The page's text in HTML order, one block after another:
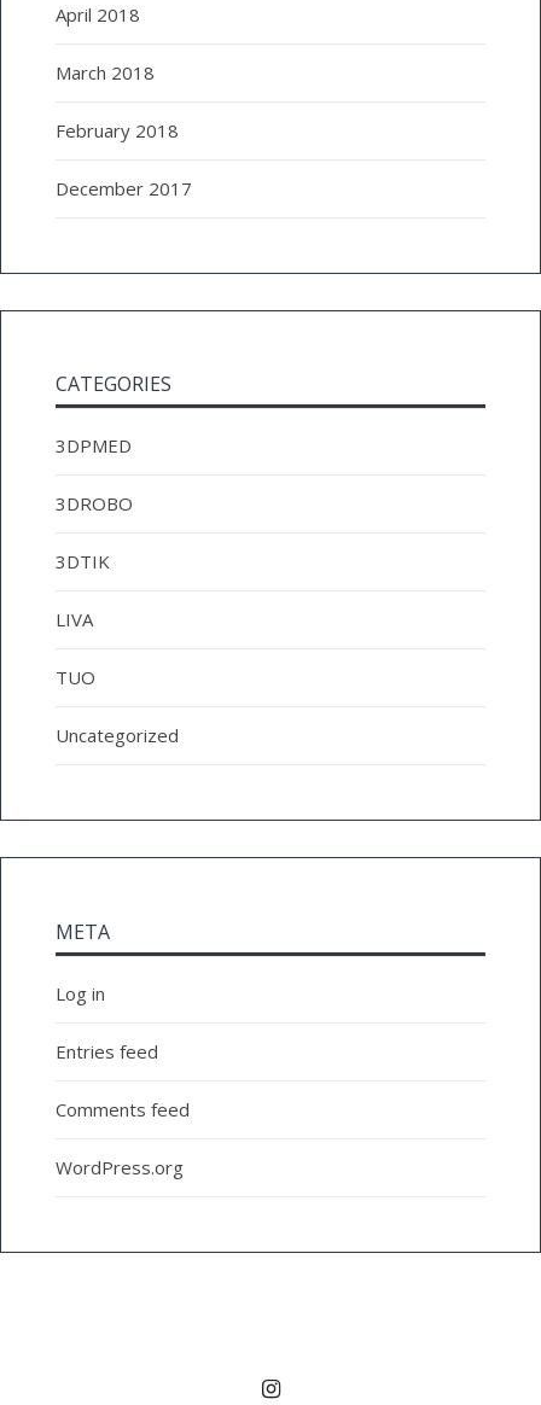
April 2018
March 2018
February 2018
December 2017
CATEGORIES
3DPMED
3DROBO
3DTIK
LIVA
TUO
Uncategorized
META
Log in
Entries feed
Comments feed
WordPress.org